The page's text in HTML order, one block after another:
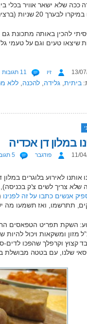
ככה שלא ישאר אוויר בכלי
20 שניות (ברצינות) וזה חוזר להיות רך וחלומי.
להכין באותה מתכונת
שיצאו טעים וגם על טעמי
13/ זיו 11 תגובות
ביתית ,גלידה להכנה ,ללא
במלון דן אכדיה
11/ פודגבר 5 תגובות
אותנו לאירוע בלוגרים
שלא צריך לשים צ’ק בכניסה),
אנשים כתבו על זה לפנינו
תתרשמו, ואז תשמעו מה
השקת תפריט הטפאסים
מזון ומשקאות ויכול
קצוץ וקרפלך שהפכו
שלנו, עם בטטה מבושלת